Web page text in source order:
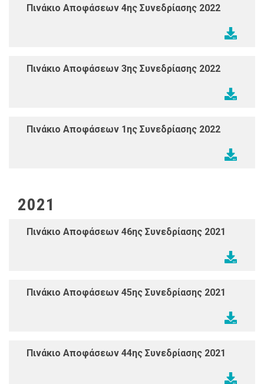
Πινάκιο Αποφάσεων 4ης Συνεδρίασης 2022
Πινάκιο Αποφάσεων 3ης Συνεδρίασης 2022
Πινάκιο Αποφάσεων 1ης Συνεδρίασης 2022
2021
Πινάκιο Αποφάσεων 46ης Συνεδρίασης 2021
Πινάκιο Αποφάσεων 45ης Συνεδρίασης 2021
Πινάκιο Αποφάσεων 44ης Συνεδρίασης 2021